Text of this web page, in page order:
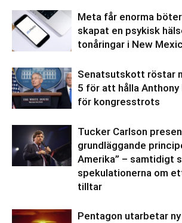
Meta får enorma
skapat en psykisk
tonåringar i New
Senatsutskott röstar
5 för att hålla Anthony
för kongresstrots
Tucker Carlson
grundläggande
Amerika” – samtidigt
spekulationerna om
tilltar
Pentagon utarbetar